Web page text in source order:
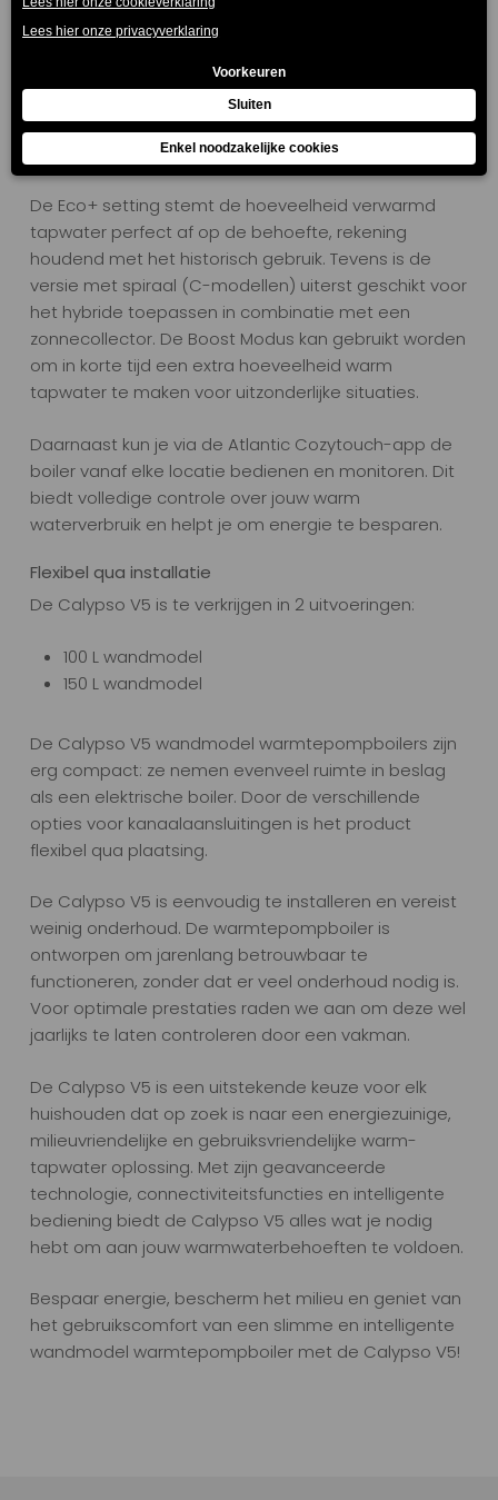
afgeblazen. Bij de installatie kan je tevens de richting
bijgeleverde regelbare kanaalmonden. Hierdoor is
deze warmtepompboiler de ideale
verduurzamingsstap voor woningen die tapwater
nog met een gasketel verwarmen.
De Eco+ setting stemt de hoeveelheid verwarmd
tapwater perfect af op de behoefte, rekening
houdend met het historisch gebruik. Tevens is de
versie met spiraal (C-modellen) uiterst geschikt voor
het hybride toepassen in combinatie met een
zonnecollector. De Boost Modus kan gebruikt worden
om in korte tijd een extra hoeveelheid warm
tapwater te maken voor uitzonderlijke situaties.
Daarnaast kun je via de Atlantic Cozytouch-app de
boiler vanaf elke locatie bedienen en monitoren. Dit
biedt volledige controle over jouw warm
waterverbruik en helpt je om energie te besparen.
Flexibel qua installatie
De Calypso V5 is te verkrijgen in 2 uitvoeringen:
100 L wandmodel
150 L wandmodel
De Calypso V5 wandmodel warmtepompboilers zijn
erg compact: ze nemen evenveel ruimte in beslag
als een elektrische boiler. Door de verschillende
opties voor kanaalaansluitingen is het product
flexibel qua plaatsing.
De Calypso V5 is eenvoudig te installeren en vereist
weinig onderhoud. De warmtepompboiler is
ontworpen om jarenlang betrouwbaar te
functioneren, zonder dat er veel onderhoud nodig is.
Voor optimale prestaties raden we aan om deze wel
jaarlijks te laten controleren door een vakman.
De Calypso V5 is een uitstekende keuze voor elk
huishouden dat op zoek is naar een energiezuinige,
milieuvriendelijke en gebruiksvriendelijke warm-
tapwater oplossing. Met zijn geavanceerde
technologie, connectiviteitsfuncties en intelligente
bediening biedt de Calypso V5 alles wat je nodig
hebt om aan jouw warmwaterbehoeften te voldoen.
Bespaar energie, bescherm het milieu en geniet van
het gebruikscomfort van een slimme en intelligente
wandmodel warmtepompboiler met de Calypso V5!